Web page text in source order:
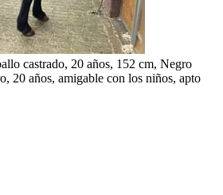
castrado, 20 años, 152 cm, Negro
20 años, amigable con los niños, apto